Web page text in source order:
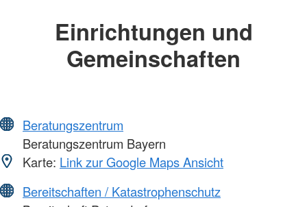
Einrichtungen und
Gemeinschaften
Beratungszentrum
Beratungszentrum Bayern
Karte: Link zur Google Maps Ansicht
Bereitschaften / Katastrophenschutz